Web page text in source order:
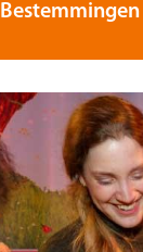
Bestemmingen